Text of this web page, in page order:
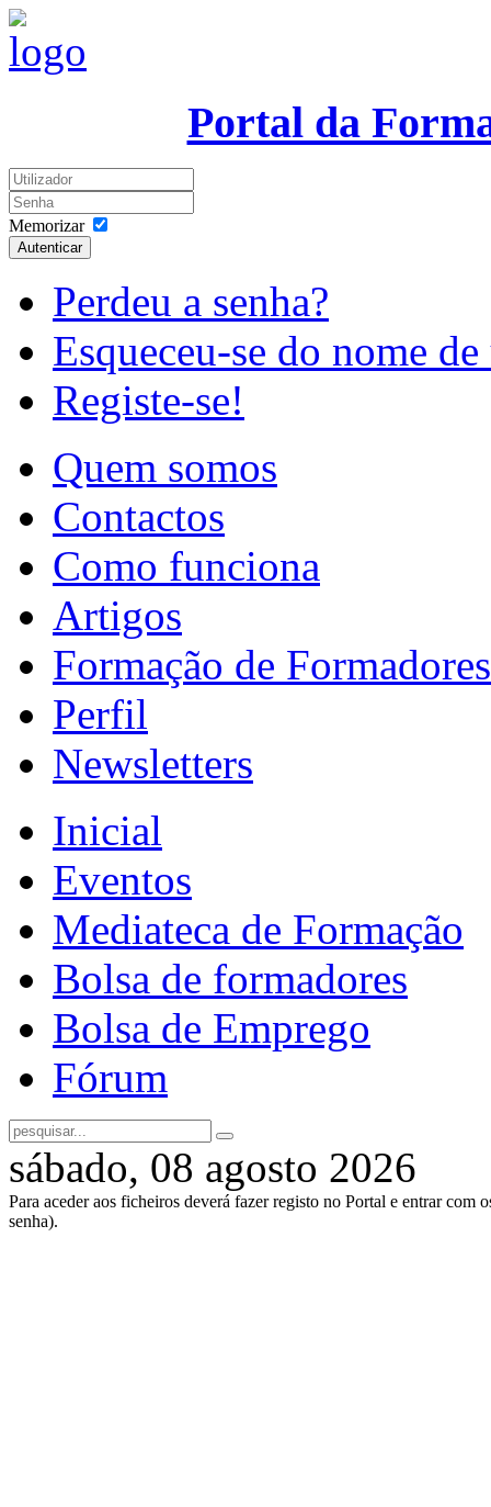
Portal da
Memorizar
Autenticar
Perdeu a senha?
Esqueceu-se do nome
Registe-se!
Quem somos
Contactos
Como funciona
Artigos
Formação de Formadores
Perfil
Newsletters
Inicial
Eventos
Mediateca de Formação
Bolsa de formadores
Bolsa de Emprego
Fórum
sábado, 08 agosto 2026
Para aceder aos ficheiros deverá fazer registo no Portal e entrar com
senha).